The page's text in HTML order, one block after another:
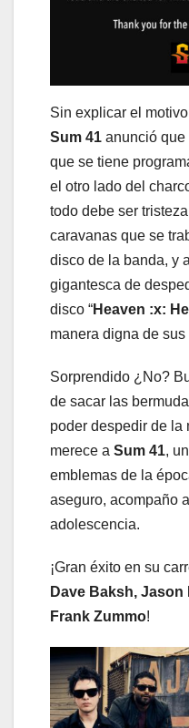
Sin explicar el
Sum 41 anunció que
que se tiene
el otro lado del
todo debe ser
caravanas que se
disco de la banda, y
gigantesca de
disco “Heaven :x: Hell
manera digna de sus
Sorprendido ¿No?
de sacar las
poder despedir de la
merece a Sum 41,
emblemas de la
aseguro, acompaño
adolescencia.
¡Gran éxito en su
Dave Baksh, Jason
Frank Zummo!